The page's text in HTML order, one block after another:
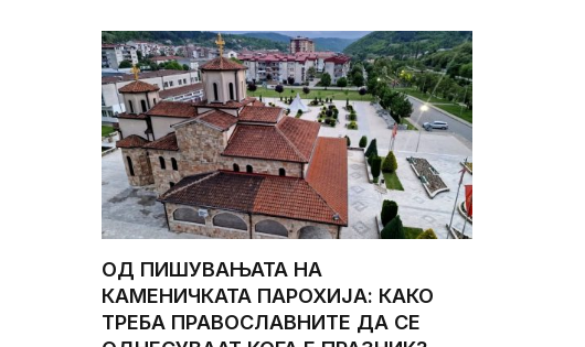
ОД ПИШУВАЊАТА НА
КАМЕНИЧКАТА ПАРОХИЈА: КАКО
ТРЕБА ПРАВОСЛАВНИТЕ ДА СЕ